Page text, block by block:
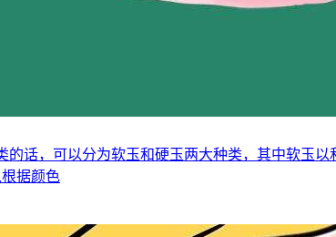
话，可以分为软玉和硬玉两大种类，其中软玉
据颜色